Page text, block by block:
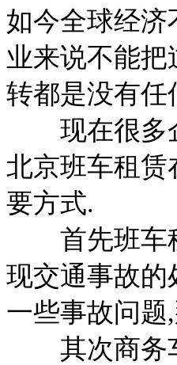
如今全球经
业来说不能
转都是没有任
现在很多企
北京班车租赁
要方式.
首先班车租
现交通事故的
一些事故问
其次商务车